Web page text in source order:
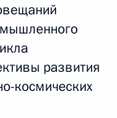
развития
космических